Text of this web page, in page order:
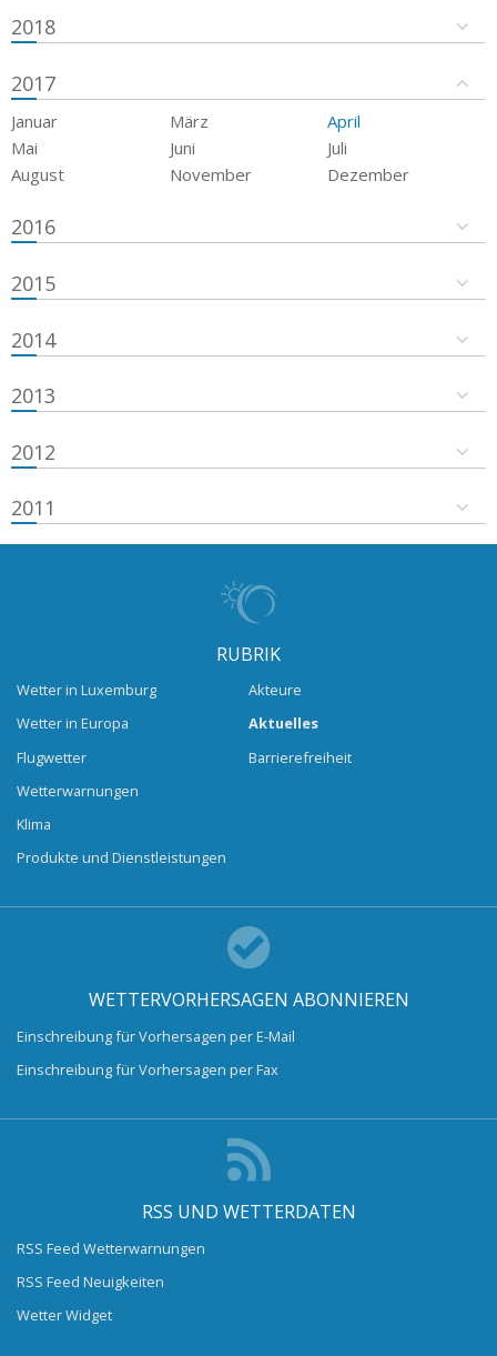
2018
2017
Januar März
April
Mai
Juni
Juli
August
November Dezember
2016
2015
2014
2013
2012
2011
RUBRIK
Wetter in Luxemburg
Wetter in Europa
Flugwetter
Wetterwarnungen
Klima
Produkte und Dienstleistungen
Akteure
Aktuelles
Barrierefreiheit
WETTERVORHERSAGEN ABONNIEREN
Einschreibung für Vorhersagen per E-Mail
Einschreibung für Vorhersagen per Fax
RSS UND WETTERDATEN
RSS Feed Wetterwarnungen
RSS Feed Neuigkeiten
Wetter Widget